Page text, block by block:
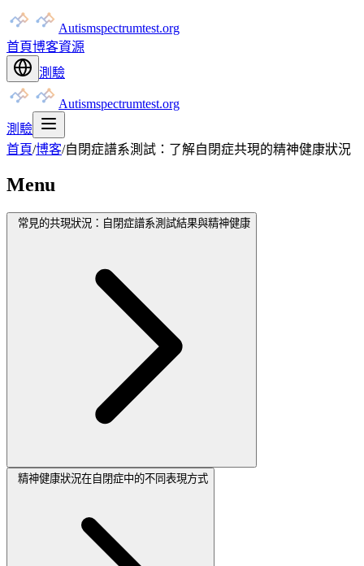
Autismspectrumtest.org
首頁博客資源
測驗
Autismspectrumtest.org
測驗
首頁/博客/自閉症譜系測試：了解自閉症共現的精神健康狀況
Menu
常見的共現狀況：自閉症譜系測試結果與精神健康
精神健康狀況在自閉症中的不同表現方式